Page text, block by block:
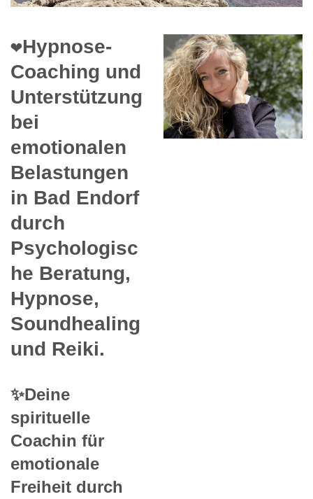
❤️Hypnose-
Coaching und
Unterstützung
bei
emotionalen
Belastungen
in Bad Endorf
durch
Psychologisc
he Beratung,
Hypnose,
Soundhealing
und Reiki.
✨Deine
spirituelle
Coachin für
emotionale
Freiheit durch